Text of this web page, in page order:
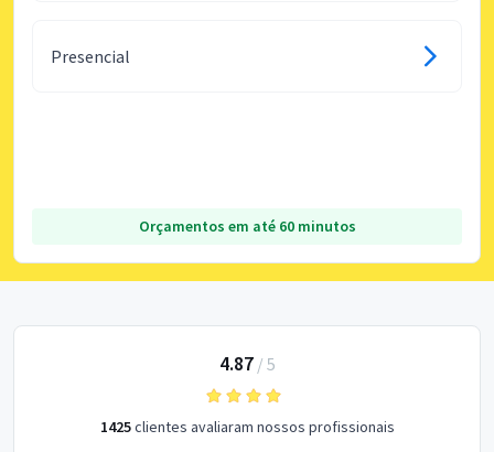
Presencial
Orçamentos em até 60 minutos
4.87/ 5
1425clientes avaliaram nossos profissionais